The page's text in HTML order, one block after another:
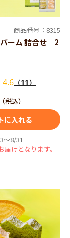
商品番号：8315
ーム 詰合せ 2
4.6 （11）
（税込）
に入れる
～8/31
けとなります。